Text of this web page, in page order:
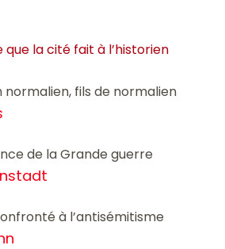
que la cité fait à l’historien
normalien, fils de normalien
de la Grande guerre
à l’antisémitisme